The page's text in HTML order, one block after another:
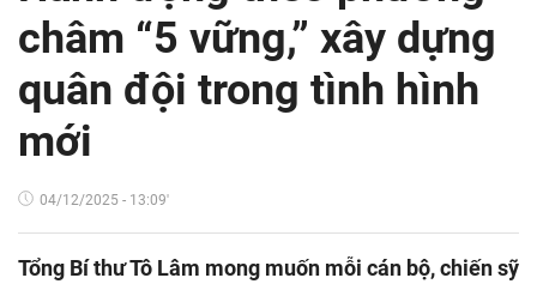
châm “5 vững,” xây dựng
quân đội trong tình hình
mới
04/12/2025 - 13:09'
Tổng Bí thư Tô Lâm mong muốn mỗi cán bộ, chiến sỹ